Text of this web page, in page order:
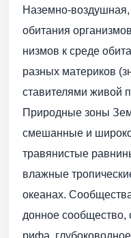
Наземно-
обитания
низмов к среде
разных материков
ставителями живой
Природные зоны
смешанные и
травянистые
влажные
океанах.
донное сообщество,